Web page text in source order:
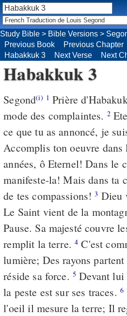
Habakkuk 3
Segond(i) 1 Prière
mode des complaintes. 2
ce que tu as annoncé, je
Accomplis ton oeuvre dans
années, ô Eternel! Dans le
manifeste-la! Mais dans ta
de tes compassions!3 Dieu
Le Saint vient de la
Pause. Sa majesté couvre
remplit la terre.4 C'est
lumière; Des rayons
réside sa force. 5 Devant lui
la peste est sur ses traces. 6
l'oeil il mesure la terre; Il
Study Bible > Bible Versions >
Previous Book
Previous Chapter
Habakkuk 3
Next Verse Next